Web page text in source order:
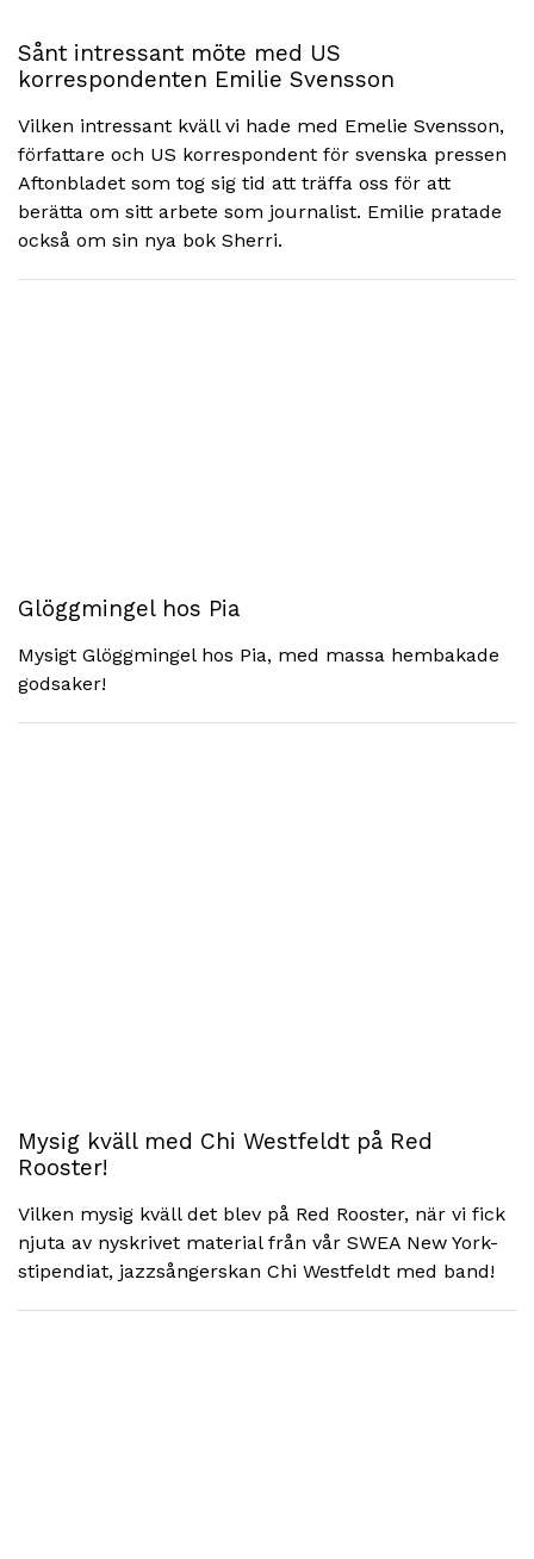
Sånt intressant möte med US
korrespondenten Emilie Svensson
Vilken intressant kväll vi hade med Emelie Svensson,
författare och US korrespondent för svenska pressen
Aftonbladet som tog sig tid att träffa oss för att
berätta om sitt arbete som journalist. Emilie pratade
också om sin nya bok Sherri.
Glöggmingel hos Pia
Mysigt Glöggmingel hos Pia, med massa hembakade
godsaker!
Mysig kväll med Chi Westfeldt på Red
Rooster!
Vilken mysig kväll det blev på Red Rooster, när vi fick
njuta av nyskrivet material från vår SWEA New York-
stipendiat, jazzsångerskan Chi Westfeldt med band!